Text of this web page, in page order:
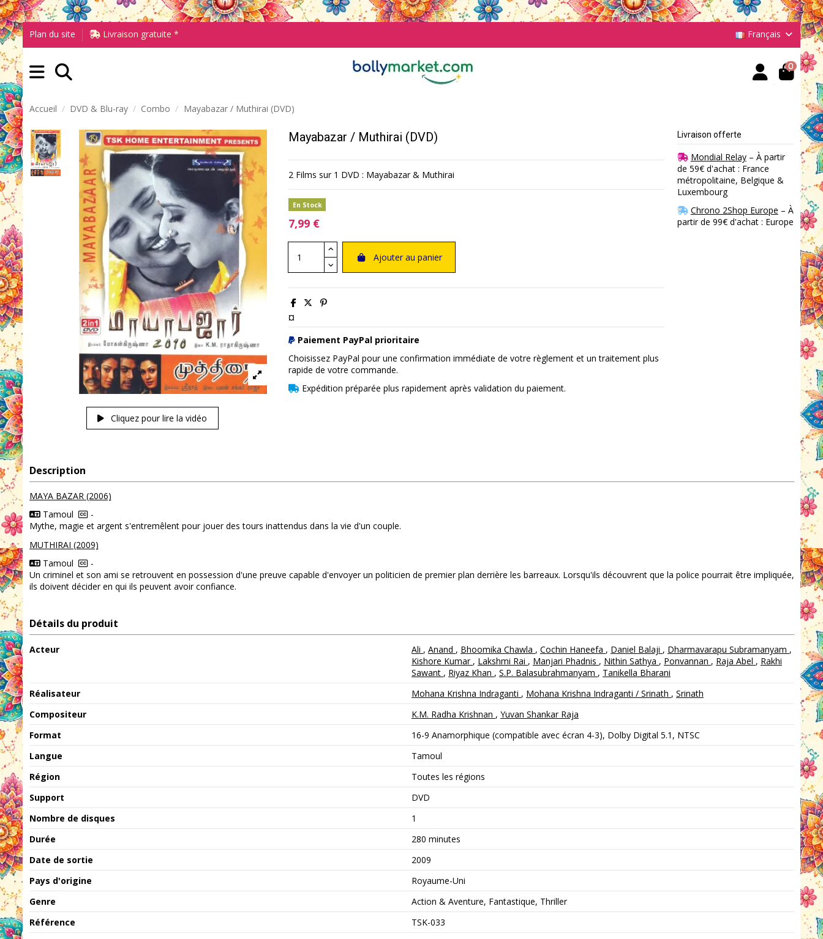
Plan du site Livraison gratuite * Français
0
Accueil DVD & Blu-ray Combo Mayabazar / Muthirai (DVD)
Cliquez pour lire la vidéo
Mayabazar / Muthirai (DVD)
2 Films sur 1 DVD : Mayabazar & Muthirai
En Stock
7,99 €
Ajouter au panier
¤
Paiement PayPal prioritaire
Choisissez PayPal pour une confirmation immédiate de votre règlement et un traitement plus
rapide de votre commande.
Expédition préparée plus rapidement après validation du paiement.
Livraison offerte
Mondial Relay– À partir
de 59€ d'achat : France
métropolitaine, Belgique &
Luxembourg
Chrono 2Shop Europe – À
partir de 99€ d'achat : Europe
Description
MAYA BAZAR (2006)
Tamoul
-
Mythe, magie et argent s'entremêlent pour jouer des tours inattendus dans la vie d'un couple.
MUTHIRAI (2009)
Tamoul
-
Un criminel et son ami se retrouvent en possession d'une preuve capable d'envoyer un politicien de premier plan derrière les barreaux. Lorsqu'ils découvrent que la police pourrait être impliquée,
ils doivent décider en qui ils peuvent avoir confiance.
Détails du produit
Acteur Ali , Anand , Bhoomika Chawla , Cochin Haneefa , Daniel Balaji , Dharmavarapu Subramanyam ,
Kishore Kumar , Lakshmi Rai , Manjari Phadnis , Nithin Sathya , Ponvannan , Raja Abel , Rakhi
Sawant , Riyaz Khan , S.P. Balasubrahmanyam , Tanikella Bharani
Réalisateur
Mohana Krishna Indraganti , Mohana Krishna Indraganti / Srinath , Srinath
Compositeur
K.M. Radha Krishnan , Yuvan Shankar Raja
Format
16-9 Anamorphique (compatible avec écran 4-3), Dolby Digital 5.1, NTSC
Langue
Tamoul
Région
Toutes les régions
Support
DVD
Nombre de disques
1
Durée
280 minutes
Date de sortie
2009
Pays d'origine
Royaume-Uni
Genre
Action & Aventure, Fantastique, Thriller
Référence
TSK-033